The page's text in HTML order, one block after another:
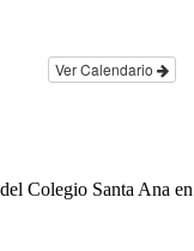
Ver Calendario
Colegio Santa Ana